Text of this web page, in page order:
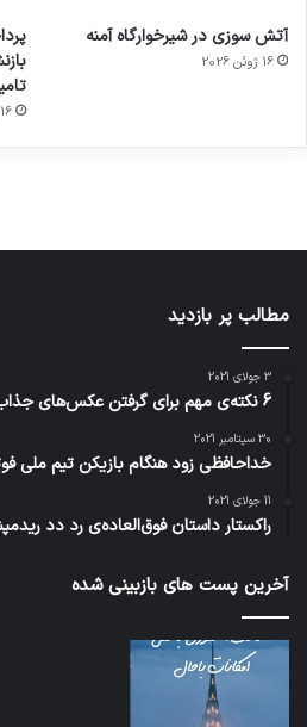
آتش سوزی در شیرخوارگاه آمنه
16 ژوئن 2026
16 ژوئن 2026
برای
کشف
توسط
مجازی
…
ساعت
هوشمند
مطالب پر بازدید
3 جولای 2021
6 نکته‌ی مهم برای گرفتن عکس‌های جذاب‌تر در سفر
30 سپتامبر 2021
خداحافظی زود هنگام بازیکن تیم ملی
11 جولای 2021
راکستار داستان فوق‌العاده‌ی رد دد
آخرین پست های بازبینی شده